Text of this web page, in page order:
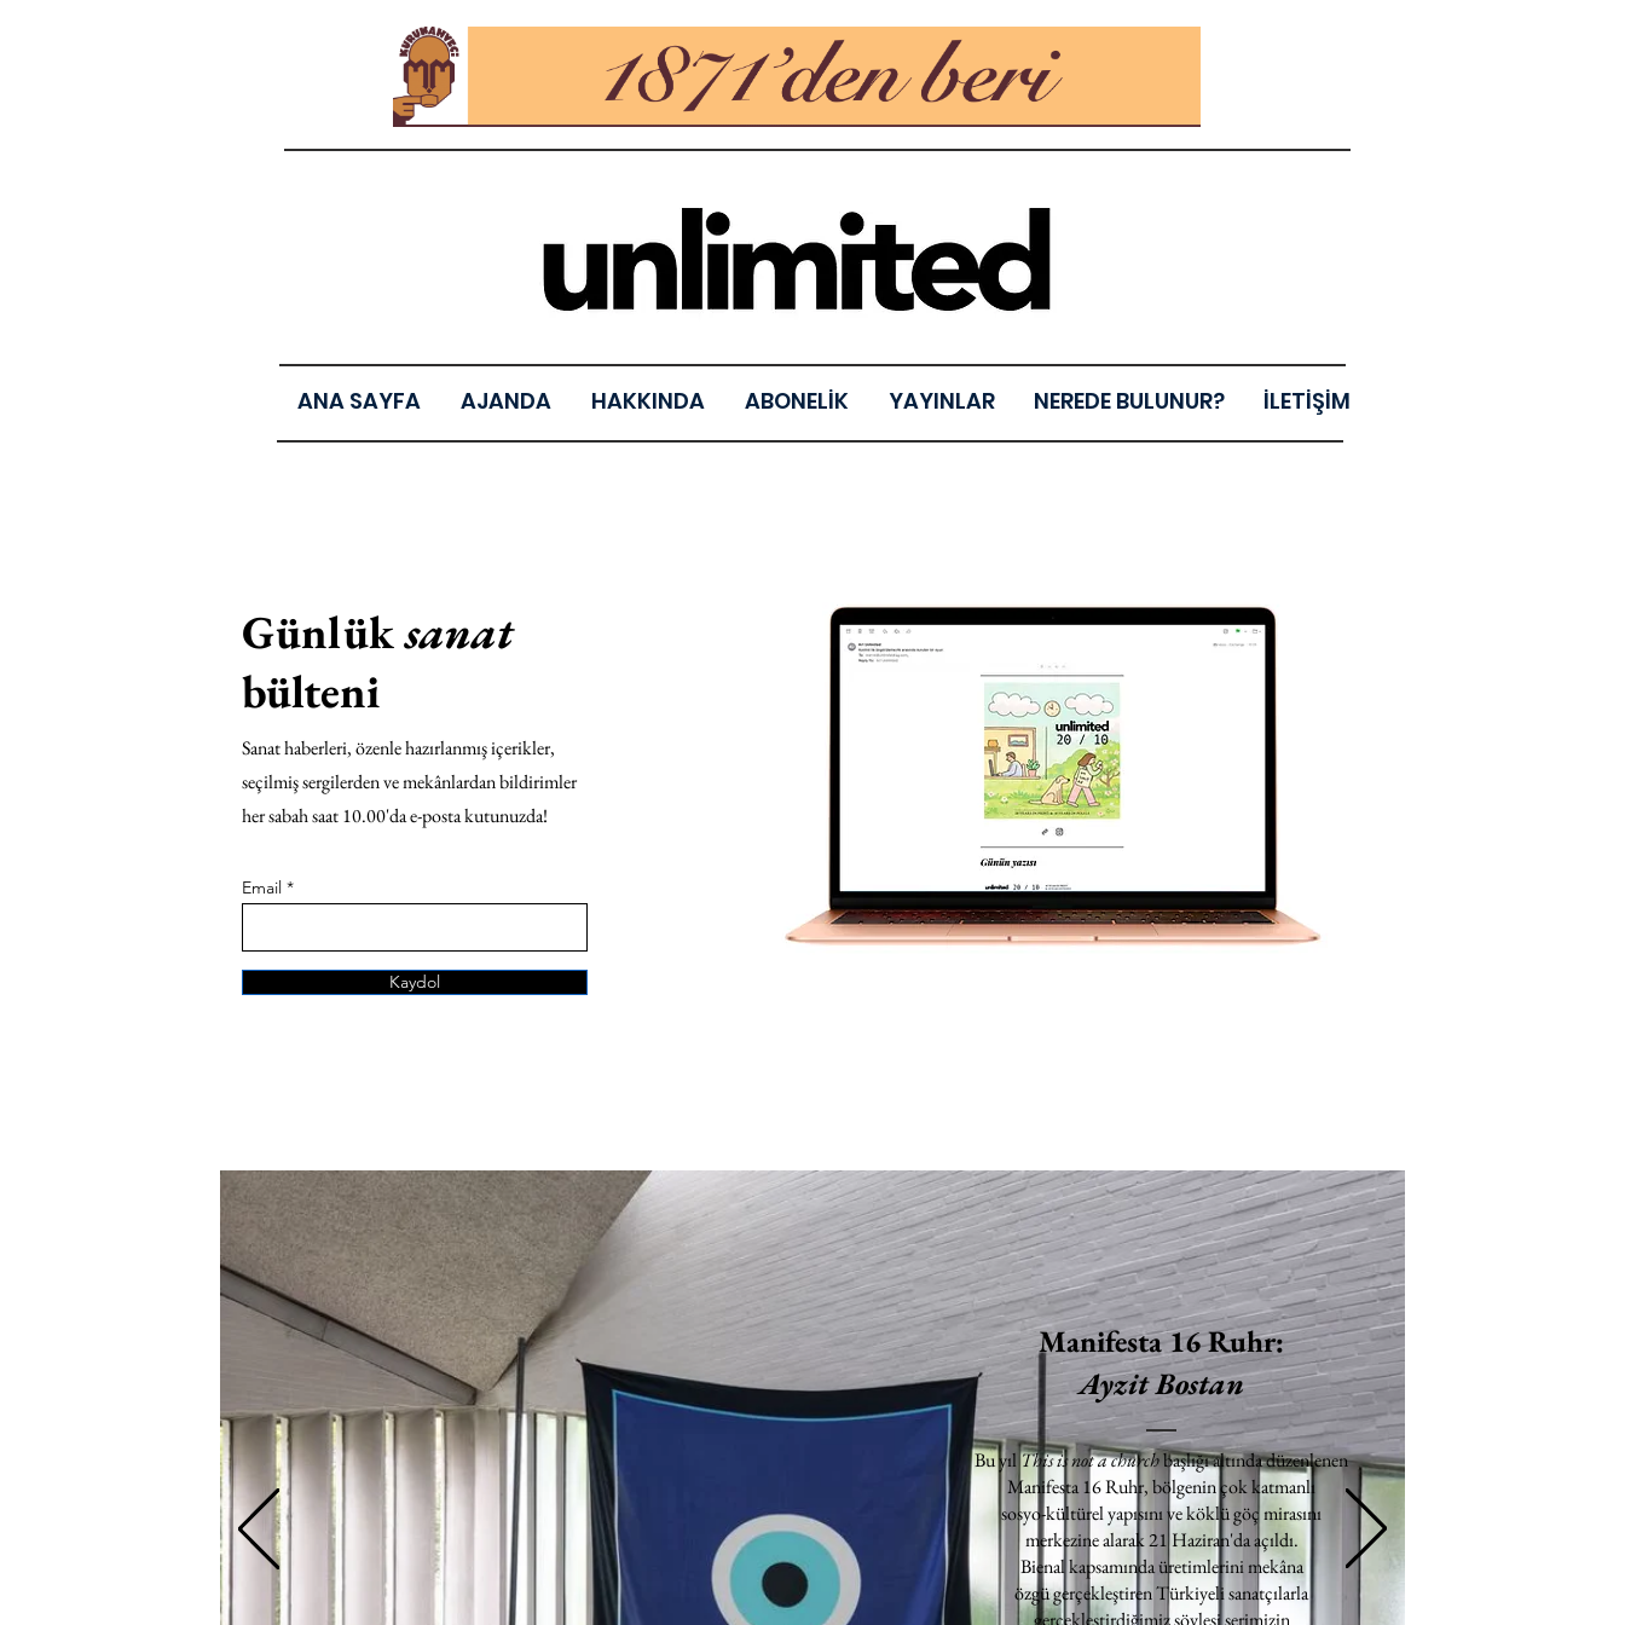
ANA SAYFA AJANDA HAKKINDA ABONELİK YAYINLAR NEREDE BULUNUR? İLETİŞİM
Günlüksanat
bülteni
Sanat haberleri, özenle hazırlanmış içerikler,
seçilmiş sergilerden ve mekânlardan bildirimler
her sabah saat 10.00'da e-posta kutunuzda!
Email
Kaydol
Manifesta 16 Ruhr:
Ayzit Bostan
Bu yılThis is not a churchbaşlığı altında düzenlenen
Manifesta 16 Ruhr, bölgenin çok katmanlı
sosyo-kültürel yapısını ve köklü göç mirasını
merkezine alarak 21 Haziran'da açıldı.
Bienal kapsamında üretimlerini mekâna
özgü gerçekleştiren Türkiyeli sanatçılarla
gerçekleştirdiğimiz söyleşi serimizin